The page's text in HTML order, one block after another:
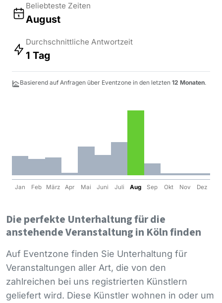
Beliebteste Zeiten
August
Durchschnittliche Antwortzeit
1 Tag
Basierend auf Anfragen über Eventzone in den letzten 12 Monaten.
Jan Feb März Apr Mai Juni Juli Aug Sep Okt Nov Dez
Die perfekte Unterhaltung für die
anstehende Veranstaltung in Köln finden
Auf Eventzone finden Sie Unterhaltung für
Veranstaltungen aller Art, die von den
zahlreichen bei uns registrierten Künstlern
geliefert wird. Diese Künstler wohnen in oder um